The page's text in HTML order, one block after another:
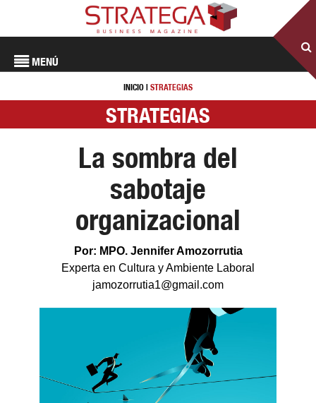
MENÚ
INICIO | STRATEGIAS
STRATEGIAS
La sombra del
sabotaje
organizacional
Por: MPO. Jennifer Amozorrutia
Experta en Cultura y Ambiente Laboral
jamozorrutia1@gmail.com